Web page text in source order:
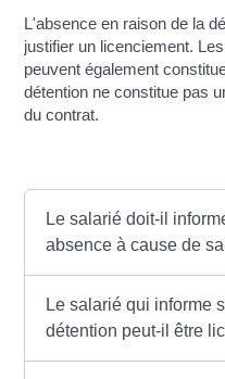
L'absence en raison de la
justifier un licenciement.
peuvent également
détention ne constitue pas
du contrat.
Le salarié doit-il
absence à cause de
Le salarié qui informe
détention peut-il être